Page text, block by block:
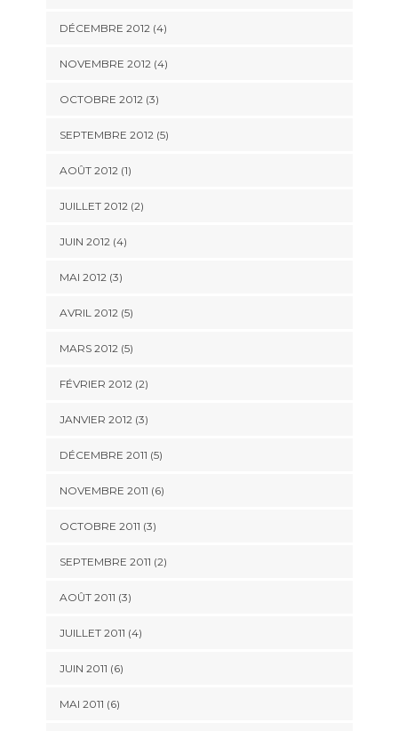
DÉCEMBRE 2012(4)
NOVEMBRE 2012(4)
OCTOBRE 2012(3)
SEPTEMBRE 2012(5)
AOÛT 2012(1)
JUILLET 2012(2)
JUIN 2012(4)
MAI 2012(3)
AVRIL 2012(5)
MARS 2012(5)
FÉVRIER 2012(2)
JANVIER 2012(3)
DÉCEMBRE 2011 (5)
NOVEMBRE 2011 (6)
OCTOBRE 2011 (3)
SEPTEMBRE 2011 (2)
AOÛT 2011 (3)
JUILLET 2011 (4)
JUIN 2011 (6)
MAI 2011 (6)